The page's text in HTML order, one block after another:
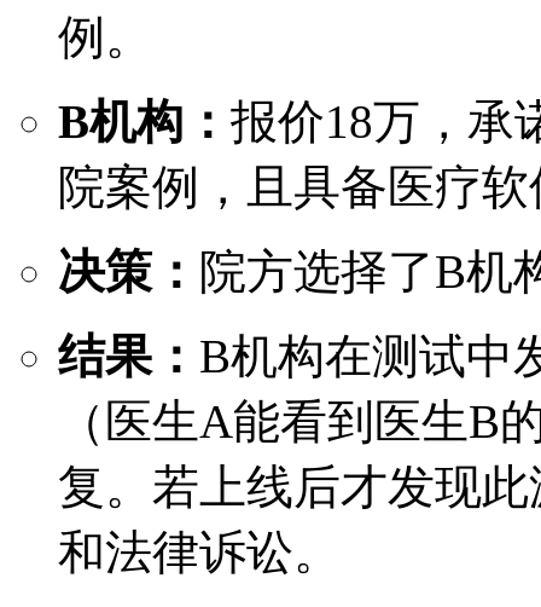
例。
B机构 ： 报价18万，承
院案例，且具备医疗
决策： 院方选择了B机
结果： B机构在测试中
（医生A能看到医生B
复。若上线后才发现
和法律诉讼。